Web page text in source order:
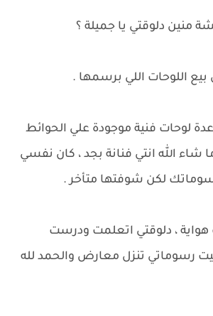
منين دلوقتي يا جميلة ؟
اللوحات اللي برسمها .
لوحات فنية موجودة علي الحوائط
شاء الله انتي فنانة بجد ، كان نفسي
لكن شوفتها متأخر .
هواية ، دلوقتي اتعلمت ودرست
رسوماتي تنزل معارض والحمد لله